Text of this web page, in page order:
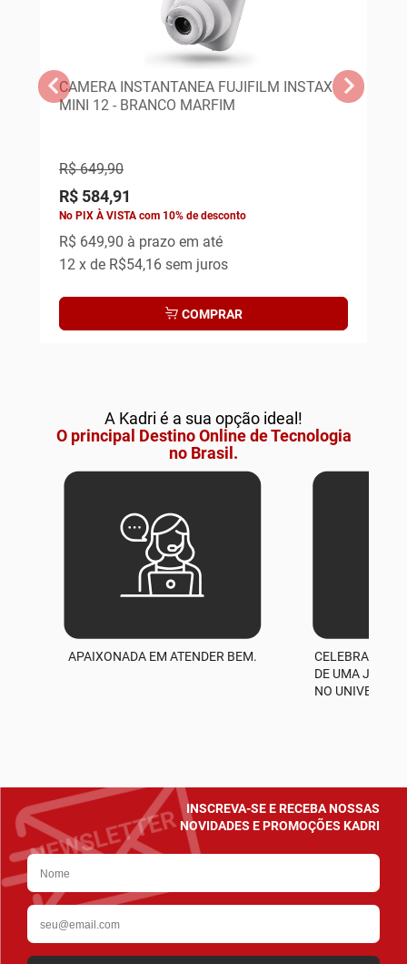
CAMERA INSTANTANEA FUJIFILM INSTAX
MINI 12 - BRANCO MARFIM
R$ 649,90
R$ 584,91
No PIX À VISTA com 10% de desconto
R$ 649,90 à prazo em até
12 x de R$54,16 sem juros
COMPRAR
A Kadri é a sua opção ideal!
O principal Destino Online de Tecnologia
no Brasil.
APAIXONADA EM ATENDER BEM.
CELEBRAMOS
DE UMA
NO UNIVERSO
INSCREVA-SE E RECEBA NOSSAS
NOVIDADES E PROMOÇÕES KADRI